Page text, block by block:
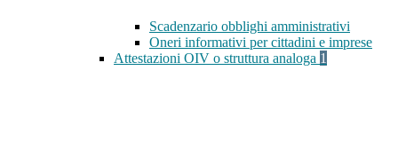
Scadenzario obblighi amministrativi
Oneri informativi per cittadini e imprese
Attestazioni OIV o struttura analoga 1